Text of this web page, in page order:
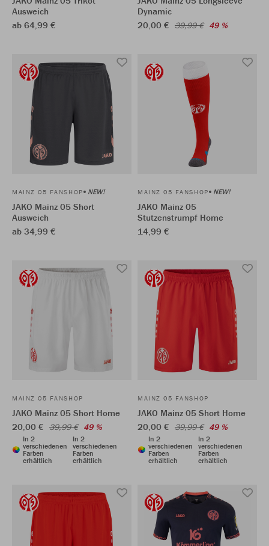
Ausweich
ab 64,99 €
Dynamic
20,00 € 39,99 € 49 %
MAINZ 05 FANSHOP NEW!
JAKO Mainz 05 Short
Ausweich
ab 34,99 €
MAINZ 05 FANSHOP NEW!
JAKO Mainz 05
Stutzenstrumpf Home
14,99 €
MAINZ 05 FANSHOP
JAKO Mainz 05 Short Home
20,00 € 39,99 € 49 %
In 2
verschiedenen
Farben
erhältlich
In 2
verschiedenen
Farben
erhältlich
MAINZ 05 FANSHOP
JAKO Mainz 05 Short Home
20,00 € 39,99 € 49 %
In 2
verschiedenen
Farben
erhältlich
In 2
verschiedenen
Farben
erhältlich